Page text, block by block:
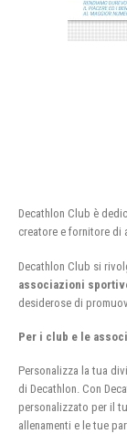
Decathlon Club è
creatore e fornitore
Decathlon Club si
associazioni
desiderose di
Per i club e le
Personalizza la tua
di Decathlon. Con
personalizzato per il
allenamenti e le tue